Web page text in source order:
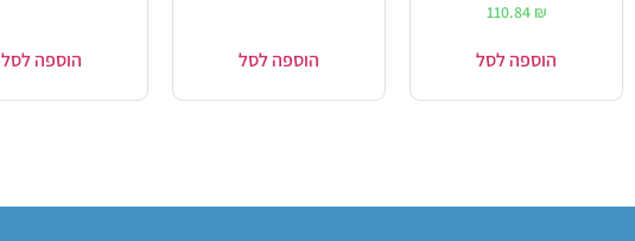
110.84 ₪
הוספה לסל הוספה לסל הוספה לסל